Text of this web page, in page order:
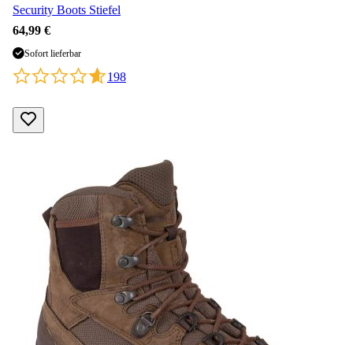
Security Boots Stiefel
64,99 €
Sofort lieferbar
198